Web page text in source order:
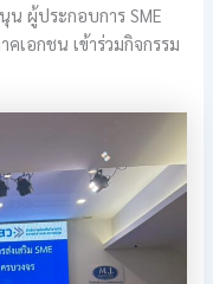
น ผู้ประกอบการ SME
เอกชน เข้าร่วมกิจกรรม